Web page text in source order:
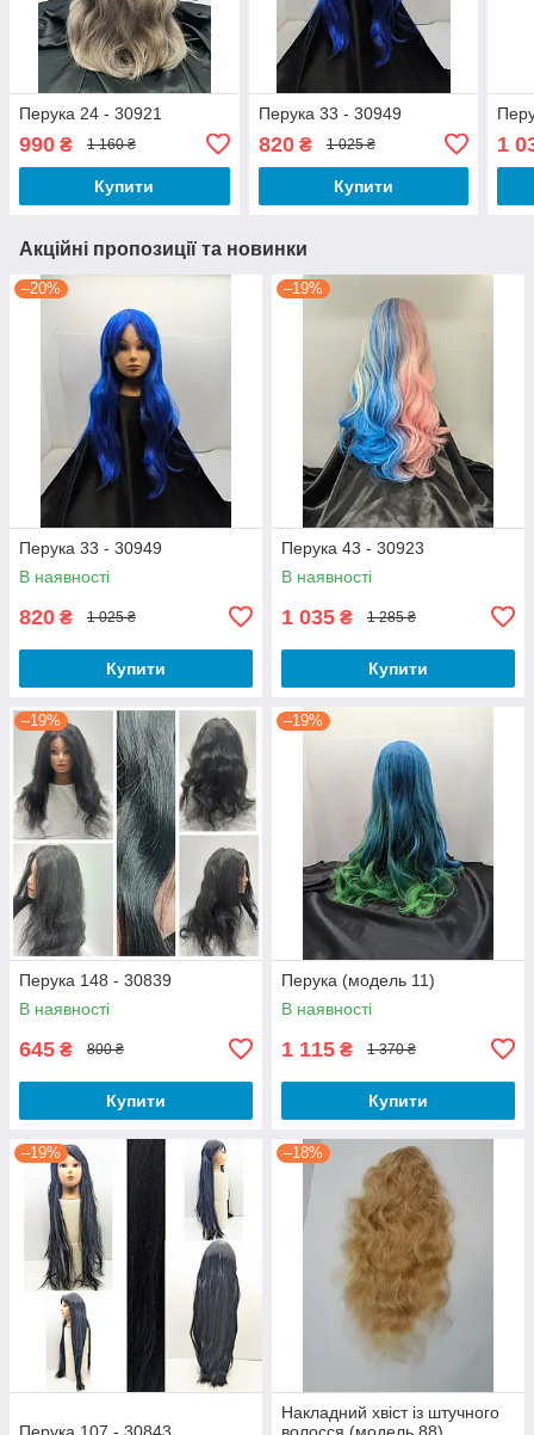
Перука 24 - 30921
990 ₴ 1 160 ₴
Купити
Перука 33 - 30949
820₴ 1 025 ₴
Купити
1
Акційні пропозиції та новинки
–20%
Перука 33 - 30949
В наявності
820 ₴ 1 025 ₴
Купити
–19%
Перука 43 - 30923
В наявності
1 035 ₴ 1 285 ₴
Купити
–19%
Перука 148 - 30839
В наявності
645 ₴ 800 ₴
Купити
–19%
Перука (модель 11)
В наявності
1 115 ₴ 1 370 ₴
Купити
–19% –18%
Накладний хвіст із штучного